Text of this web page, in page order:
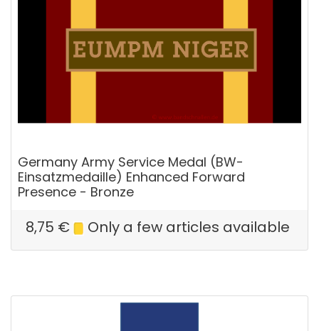
Germany Army Service Medal (BW-
Einsatzmedaille) Enhanced Forward
Presence - Bronze
8,75 € Only a few articles available